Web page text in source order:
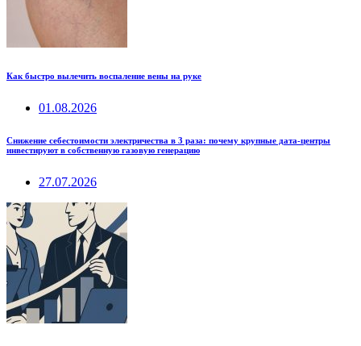
Как быстро вылечить воспаление вены на руке
01.08.2026
Снижение себестоимости электричества в 3 раза: почему крупные дата-центры
инвестируют в собственную газовую генерацию
27.07.2026